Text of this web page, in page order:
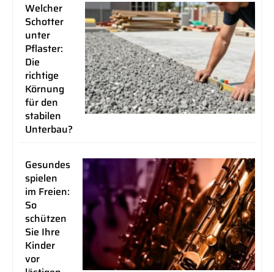
Welcher
Schotter
unter
Pflaster:
Die
richtige
Körnung
für den
stabilen
Unterbau?
Gesundes
spielen
im Freien:
So
schützen
Sie Ihre
Kinder
vor